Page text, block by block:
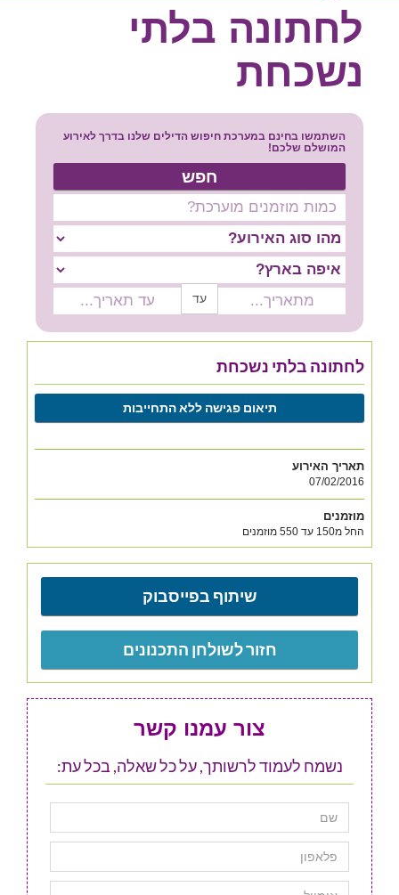
לחתונה בלתי
נשכחת
השתמשו בחינם במערכת חיפוש הדילים שלנו בדרך לאירוע
המושלם שלכם!
חפש
עד
לחתונה בלתי נשכחת
תיאום פגישה ללא התחייבות
תאריך האירוע
07/02/2016
מוזמנים
החל מ150 עד 550 מוזמנים
שיתוף בפייסבוק
חזור לשולחן התכנונים
צור עמנו קשר
נשמח לעמוד לרשותך, על כל שאלה, בכל עת: